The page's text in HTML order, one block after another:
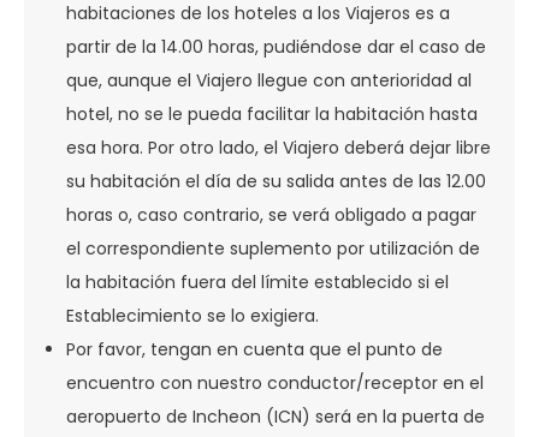
habitaciones de los hoteles a los Viajeros es a
partir de la 14.00 horas, pudiéndose dar el caso de
que, aunque el Viajero llegue con anterioridad al
hotel, no se le pueda facilitar la habitación hasta
esa hora. Por otro lado, el Viajero deberá dejar libre
su habitación el día de su salida antes de las 12.00
horas o, caso contrario, se verá obligado a pagar
el correspondiente suplemento por utilización de
la habitación fuera del límite establecido si el
Establecimiento se lo exigiera.
Por favor, tengan en cuenta que el punto de
encuentro con nuestro conductor/receptor en el
aeropuerto de Incheon (ICN) será en la puerta de